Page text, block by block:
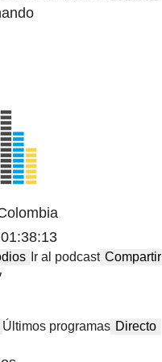
Ir al podcast Compartir
Últimos programas Directo